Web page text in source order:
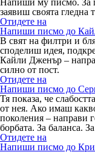
Напиши му писмо. За
заявиш своята гледна
Отидете на
Напиши писмо до
В свят на филтри и
споделиш идея,
Кайли Дженър –
силно от пост.
Отидете на
Напиши писмо до
Тя показа, че
от нея. Ако имаш
поколения – направи
борбата. За баланса.
Отидете на
Напиши писмо до